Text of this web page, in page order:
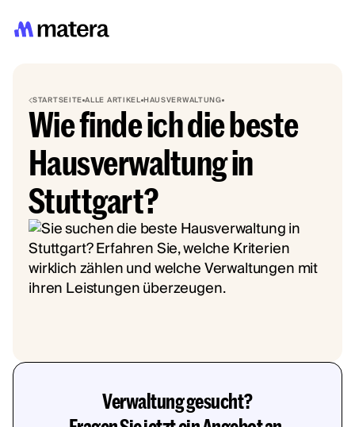
STARTSEITEALLE ARTIKELHAUSVERWALTUNG
Wie finde ich die beste
Hausverwaltung in
Stuttgart?
Verwaltung gesucht?